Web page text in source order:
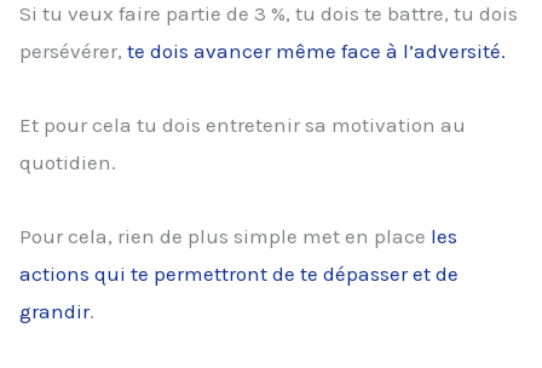
Si tu veux faire partie de 3 %, tu dois te battre, tu dois
persévérer, te dois avancer même face à l’adversité.
Et pour cela tu dois entretenir sa motivation au
quotidien.
Pour cela, rien de plus simple met en place les
actions qui te permettront de te dépasser et de
grandir.